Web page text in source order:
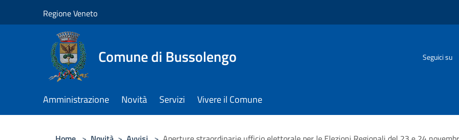
Regione Veneto
Comune di Bussolengo Seguici su
Amministrazione Novità Servizi Vivere il Comune